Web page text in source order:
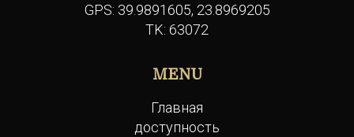
GPS: 39.9891605, 23.8969205
ΤΚ: 63072
MENU
Главная
доступность